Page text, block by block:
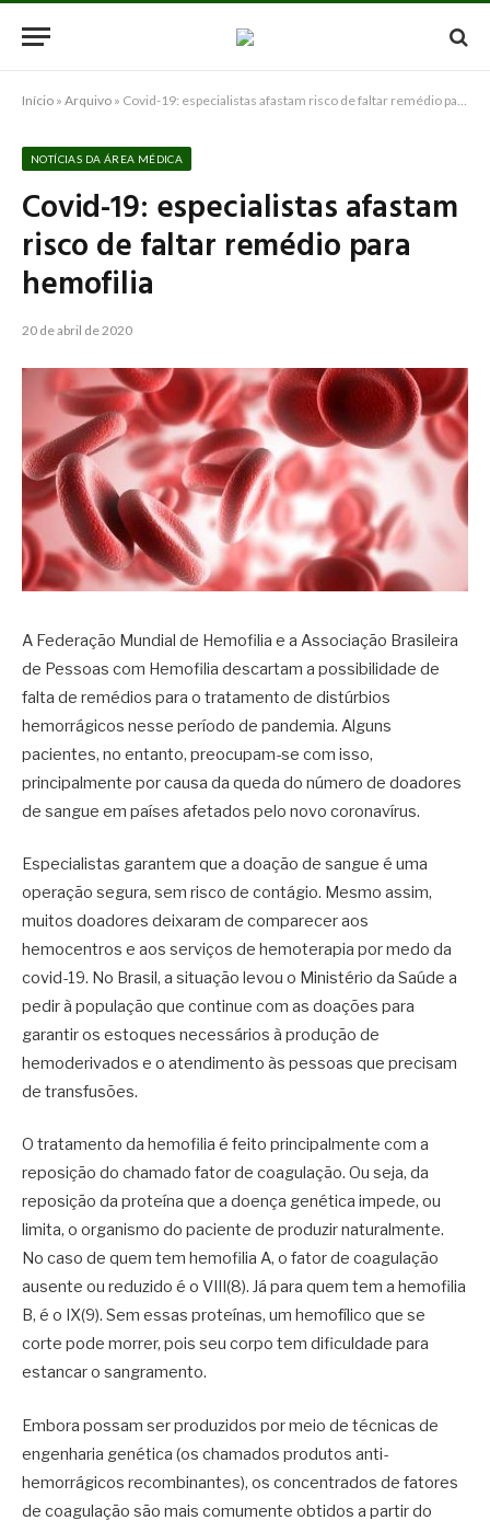
Início » Arquivo » Covid-19: especialistas afastam risco de faltar remédio para hemofilia
NOTÍCIAS DA ÁREA MÉDICA
Covid-19: especialistas afastam
risco de faltar remédio para
hemofilia
20 de abril de 2020
A Federação Mundial de Hemofilia e a Associação Brasileira
de Pessoas com Hemofilia descartam a possibilidade de
falta de remédios para o tratamento de distúrbios
hemorrágicos nesse período de pandemia. Alguns
pacientes, no entanto, preocupam-se com isso,
principalmente por causa da queda do número de doadores
de sangue em países afetados pelo novo coronavírus.
Especialistas garantem que a doação de sangue é uma
operação segura, sem risco de contágio. Mesmo assim,
muitos doadores deixaram de comparecer aos
hemocentros e aos serviços de hemoterapia por medo da
covid-19. No Brasil, a situação levou o Ministério da Saúde a
pedir à população que continue com as doações para
garantir os estoques necessários à produção de
hemoderivados e o atendimento às pessoas que precisam
de transfusões.
O tratamento da hemofilia é feito principalmente com a
reposição do chamado fator de coagulação. Ou seja, da
reposição da proteína que a doença genética impede, ou
limita, o organismo do paciente de produzir naturalmente.
No caso de quem tem hemofilia A, o fator de coagulação
ausente ou reduzido é o VIII(8). Já para quem tem a hemofilia
B, é o IX(9). Sem essas proteínas, um hemofílico que se
corte pode morrer, pois seu corpo tem dificuldade para
estancar o sangramento.
Embora possam ser produzidos por meio de técnicas de
engenharia genética (os chamados produtos anti-
hemorrágicos recombinantes), os concentrados de fatores
de coagulação são mais comumente obtidos a partir do